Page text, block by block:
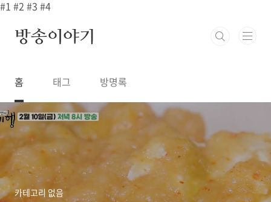
#1 #2 #3 #4
본문 바로가기
방송이야기
홈 태그 방명록
카테고리 없음